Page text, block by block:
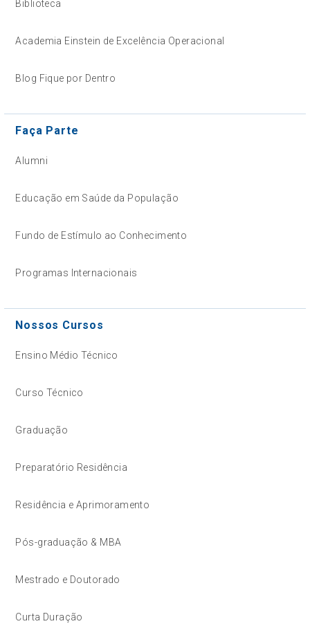
Biblioteca
Academia Einstein de Excelência Operacional
Blog Fique por Dentro
Faça Parte
Alumni
Educação em Saúde da População
Fundo de Estímulo ao Conhecimento
Programas Internacionais
Nossos Cursos
Ensino Médio Técnico
Curso Técnico
Graduação
Preparatório Residência
Residência e Aprimoramento
Pós-graduação & MBA
Mestrado e Doutorado
Curta Duração